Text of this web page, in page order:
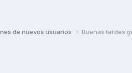
de nuevos usuarios Buenas tardes